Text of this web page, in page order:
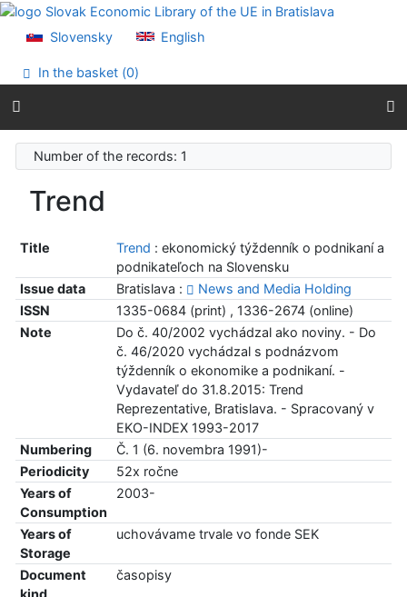
Go to content
Accessibility declaration
Slovensky English
In the basket (0)
Number of the records: 1
Trend
Title Trend : ekonomický týždenník o podnikaní a
podnikateľoch na Slovensku
Issue data
Bratislava :
News and Media Holding
ISSN
1335-0684 (print) , 1336-2674 (online)
Note
Do č. 40/2002 vychádzal ako noviny. - Do
č. 46/2020 vychádzal s podnázvom
týždenník o ekonomike a podnikaní. -
Vydavateľ do 31.8.2015: Trend
Reprezentative, Bratislava. - Spracovaný v
EKO-INDEX 1993-2017
Numbering
Č. 1 (6. novembra 1991)-
Periodicity
52x ročne
Years of
Consumption
2003-
Years of
Storage
uchovávame trvale vo fonde SEK
Document
kind
časopisy